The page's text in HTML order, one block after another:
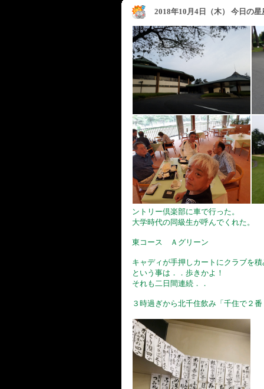
2018年10月4日（木） 今日の
ントリー倶楽部に車で行った。
大学時代の同級生が呼んでくれた。
東コース Ａグリーン
キャディが手押しカートにクラブを
という事は．．歩きかよ！
それも二日間連続．．
３時過ぎから北千住飲み「千住で２